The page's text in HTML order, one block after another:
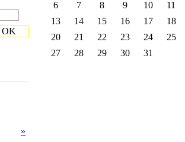
OK
»
6
7 8 9 10
11
13
14 15 16 17
18
20
21 22 23 24
25
27
28 29 30 31